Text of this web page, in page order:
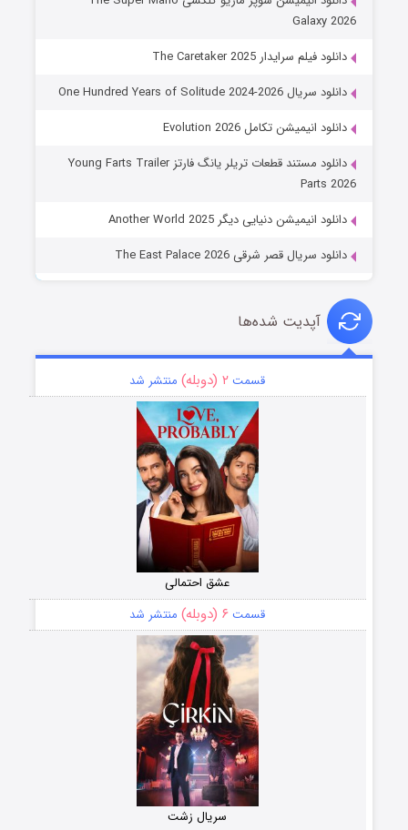
Galaxy 2026
دانلود فیلم سرایدار The Caretaker 2025
دانلود سریال One Hundred Years of Solitude 2024-2026
دانلود انیمیشن تکامل Evolution 2026
دانلود مستند قطعات تریلر یانگ فارتز Young Farts Trailer
Parts 2026
دانلود انیمیشن دنیایی دیگر Another World 2025
دانلود سریال قصر شرقی The East Palace 2026
آپدیت شده‌ها
قسمت ۲ (دوبله) منتشر شد
عشق احتمالی
قسمت ۶ (دوبله) منتشر شد
سریال زشت